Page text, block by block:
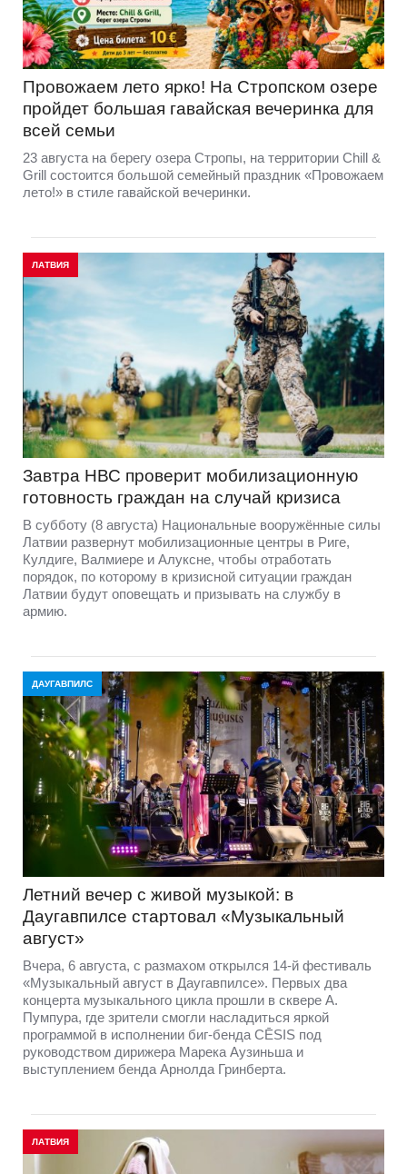
Провожаем лето ярко! На Стропском озере
пройдет большая гавайская вечеринка для
всей семьи
23 августа на берегу озера Стропы, на территории Chill &
Grill состоится большой семейный праздник «Провожаем
лето!» в стиле гавайской вечеринки.
ЛАТВИЯ
Завтра НВС проверит мобилизационную
готовность граждан на случай кризиса
В субботу (8 августа) Национальные вооружённые силы
Латвии развернут мобилизационные центры в Риге,
Кулдиге, Валмиере и Алуксне, чтобы отработать
порядок, по которому в кризисной ситуации граждан
Латвии будут оповещать и призывать на службу в
армию.
ДАУГАВПИЛС
Летний вечер с живой музыкой: в
Даугавпилсе стартовал «Музыкальный
август»
Вчера, 6 августа, с размахом открылся 14-й фестиваль
«Музыкальный август в Даугавпилсе». Первых два
концерта музыкального цикла прошли в сквере А.
Пумпура, где зрители смогли насладиться яркой
программой в исполнении биг-бенда CĒSIS под
руководством дирижера Марека Аузиньша и
выступлением бенда Арнолда Гринберта.
ЛАТВИЯ